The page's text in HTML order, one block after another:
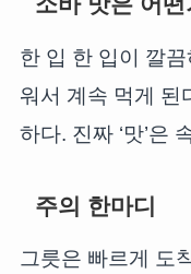
한 입 한 입이 깔
워서 계속 먹게 된
하다. 진짜 ‘맛’은
주의 한마디
그릇은 빠르게 도